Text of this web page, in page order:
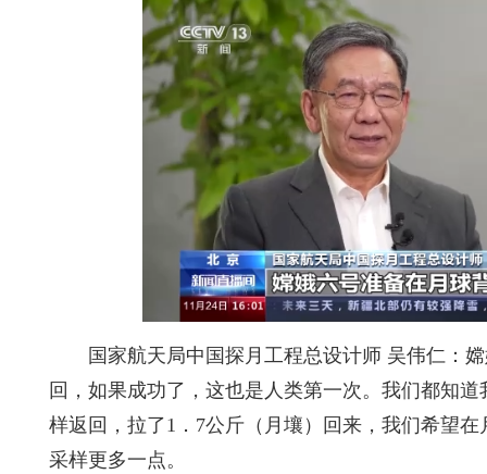
国家航天局中国探月工程总设计师 吴伟仁：
回，如果成功了，这也是人类第一次。我们都知
样返回，拉了1．7公斤（月壤）回来，我们希望
采样更多一点。